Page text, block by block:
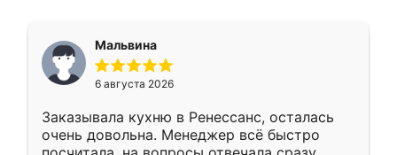
Мальвина
6 августа 2026
Заказывала кухню в Ренессанс, осталась
очень довольна. Менеджер всё быстро